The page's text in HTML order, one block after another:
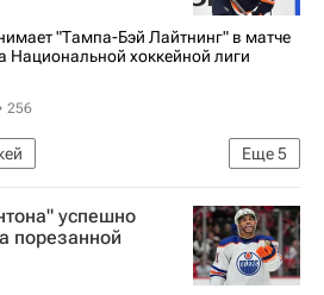
"Тампа-Бэй Лайтнинг" в матче
Национальной хоккейной лиги
256
Еще5
лига (НХЛ)
Эдмонтон Ойлерз
успешно
порезанной